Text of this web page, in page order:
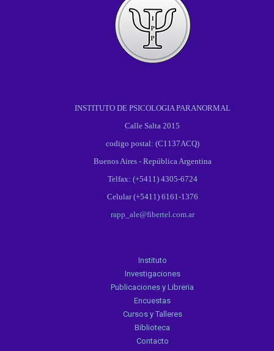
INSTITUTO DE PSICOLOGIA PARANORMAL
Calle Salta 2015
codigo postal: (C1137ACQ)
Buenos Aires - República Argentina
Telfax: (+5411) 4305-6724
Celular (+5411) 6161-1376
rapp_ale@fibertel.com.ar
Instituto
Investigaciones
Publicaciones y Libreria
Encuestas
Cursos y Talleres
Biblioteca
Contacto